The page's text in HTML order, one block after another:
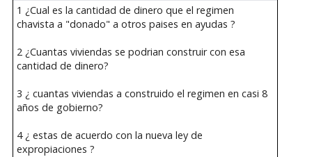
1 ¿Cual es la cantidad de dinero que el regimen
chavista a "donado" a otros paises en ayudas ?
2 ¿Cuantas viviendas se podrian construir con esa
cantidad de dinero?
3 ¿ cuantas viviendas a construido el regimen en casi 8
años de gobierno?
4 ¿ estas de acuerdo con la nueva ley de
expropiaciones ?